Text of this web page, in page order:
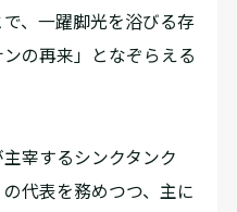
、一躍脚光を浴びる存
の再来」となぞらえる
宰するシンクタンク
代表を務めつつ、主に